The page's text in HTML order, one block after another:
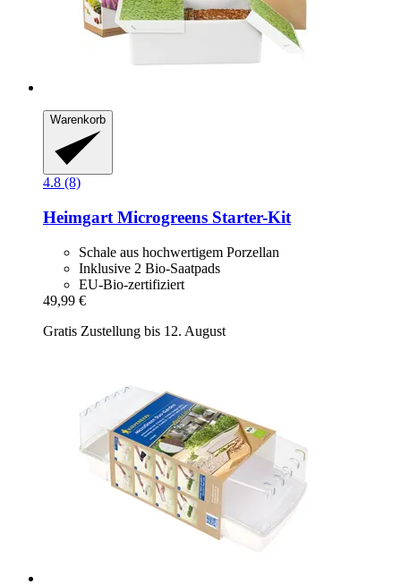
Warenkorb
4.8 (8)
Heimgart Microgreens Starter-​Kit
Schale aus hochwertigem Porzellan
Inklusive 2 Bio-Saatpads
EU-Bio-zertifiziert
49,99 €
Gratis Zustellung bis 12. August